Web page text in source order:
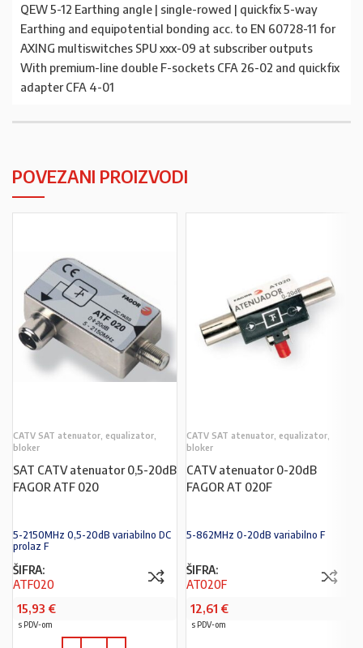
QEW 5-12 Earthing angle | single-rowed | quickfix 5-way
Earthing and equipotential bonding acc. to EN 60728-11 for
AXING multiswitches SPU xxx-09 at subscriber outputs
With premium-line double F-sockets CFA 26-02 and quickfix
adapter CFA 4-01
POVEZANI PROIZVODI
CATV SAT atenuator, equalizator,
bloker
SAT CATV atenuator 0,5-20dB
FAGOR ATF 020
5-2150MHz 0,5-20dB variabilno DC
prolaz F
ŠIFRA:
ATF020
15,93 €
s PDV-om
CATV SAT atenuator, equalizator,
bloker
CATV atenuator 0-20dB
FAGOR AT 020F
5-862MHz 0-20dB variabilno F
ŠIFRA:
AT020F
12,61 €
s PDV-om